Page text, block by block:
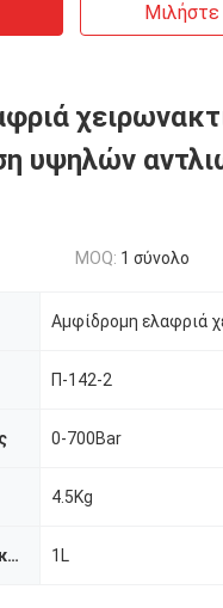
υψηλών
MOQ: 1 σύνολο
Π-142-2
0-700Bar
4.5Kg
Ικανότητα δεξαμενών καυσίμων 1L